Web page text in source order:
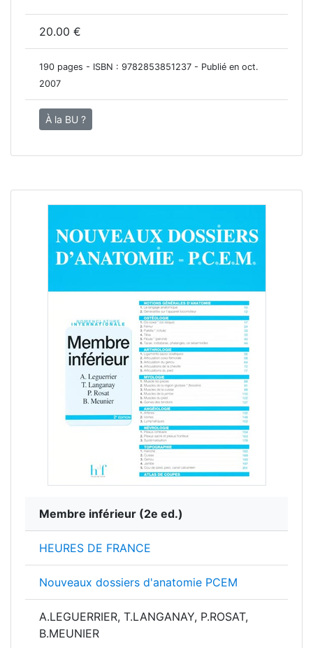
20.00 €
190 pages - ISBN : 9782853851237 - Publié en oct.
2007
À la BU ?
Membre inférieur (2e ed.)
HEURES DE FRANCE
Nouveaux dossiers d'anatomie PCEM
A.LEGUERRIER, T.LANGANAY, P.ROSAT,
B.MEUNIER